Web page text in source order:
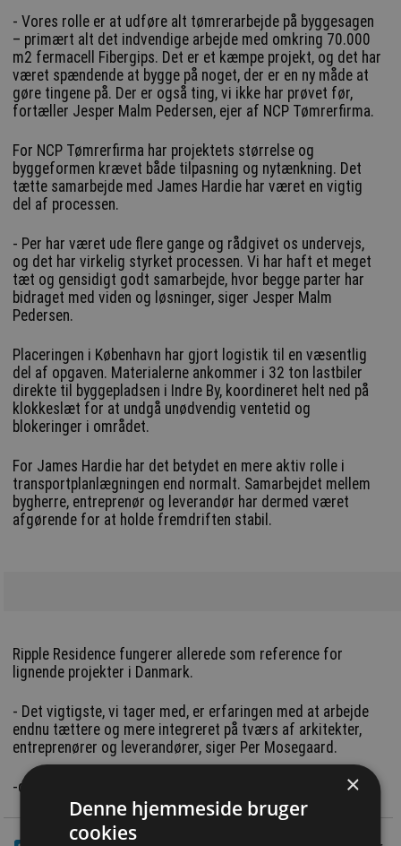
- Vores rolle er at udføre alt tømrerarbejde på byggesagen
– primært alt det indvendige arbejde med omkring 70.000
m2 fermacell Fibergips. Det er et kæmpe projekt, og det har
været spændende at bygge på noget, der er en ny måde at
gøre tingene på. Der er også ting, vi ikke har prøvet før,
fortæller Jesper Malm Pedersen, ejer af NCP Tømrerfirma.
For NCP Tømrerfirma har projektets størrelse og
byggeformen krævet både tilpasning og nytænkning. Det
tætte samarbejde med James Hardie har været en vigtig
del af processen.
- Per har været ude flere gange og rådgivet os undervejs,
og det har virkelig styrket processen. Vi har haft et meget
tæt og gensidigt godt samarbejde, hvor begge parter har
bidraget med viden og løsninger, siger Jesper Malm
Pedersen.
Placeringen i København har gjort logistik til en væsentlig
del af opgaven. Materialerne ankommer i 32 ton lastbiler
direkte til byggepladsen i Indre By, koordineret helt ned på
klokkeslæt for at undgå unødvendig ventetid og
blokeringer i området.
For James Hardie har det betydet en mere aktiv rolle i
transportplanlægningen end normalt. Samarbejdet mellem
bygherre, entreprenør og leverandør har dermed været
afgørende for at holde fremdriften stabil.
Ripple Residence fungerer allerede som reference for
lignende projekter i Danmark.
- Det vigtigste, vi tager med, er erfaringen med at arbejde
endnu tættere og mere integreret på tværs af arkitekter,
entreprenører og leverandører, siger Per Mosegaard.
-dc ×
Denne hjemmeside bruger
cookies